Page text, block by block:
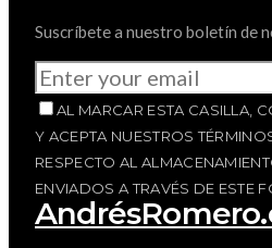
Suscríbete a nuestro boletín de
AL MARCAR ESTA CASILLA,
Y ACEPTA NUESTROS
RESPECTO AL
ENVIADOS A TRAVÉS DE ESTE